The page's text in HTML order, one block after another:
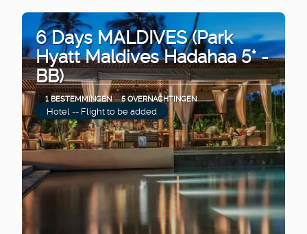
6 Days MALDIVES (Park
Hyatt Maldives Hadahaa 5* -
BB)
1 BESTEMMINGEN 5 OVERNACHTINGEN
Hotel -- Flight to be added